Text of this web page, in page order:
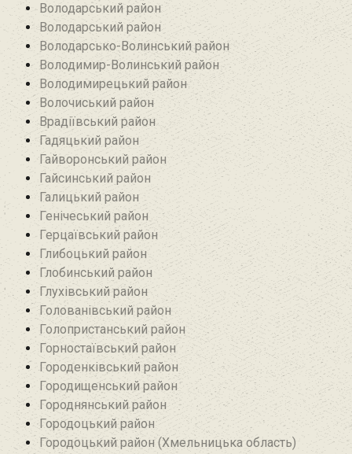
Володарський район
Володарський район
Володарсько-Волинський район
Володимир-Волинський район
Володимирецький район‎
Волочиський район
Врадіївський район‎
Гадяцький район
Гайворонський район
Гайсинський район
Галицький район
Генічеський район
Герцаївський район
Глибоцький район
Глобинський район
Глухівський район‎
Голованівський район
Голопристанський район
Горностаївський район‎
Городенківський район
Городищенський район‎
Городнянський район
Городоцький район
Городоцький район (Хмельницька область)